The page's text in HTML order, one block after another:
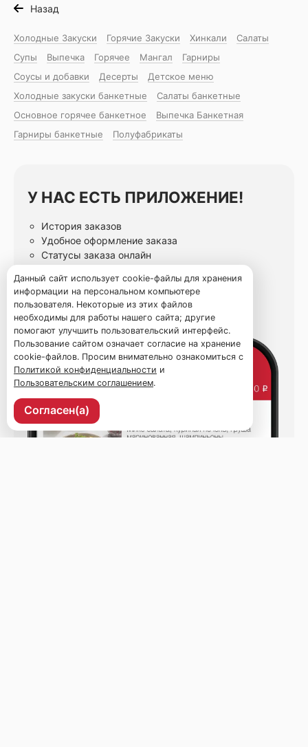
Назад
Холодные Закуски Горячие Закуски Хинкали
Салаты
Супы
Выпечка Горячее Мангал
Гарниры
Соусы и добавки
Десерты
Детское меню
Холодные закуски банкетные
Салаты банкетные
Основное горячее банкетное
Выпечка Банкетная
Гарниры банкетные
Полуфабрикаты
У НАС ЕСТЬ ПРИЛОЖЕНИЕ!
История заказов
Удобное оформление заказа
Статусы заказа онлайн
Данный сайт использует cookie-файлы для хранения
информации на персональном компьютере
пользователя. Некоторые из этих файлов
необходимы для работы нашего сайта; другие
помогают улучшить пользовательский интерфейс.
Пользование сайтом означает согласие на хранение
cookie-файлов. Просим внимательно ознакомиться с
Политикой конфиденциальности и
Пользовательским соглашением.
Согласен(а)